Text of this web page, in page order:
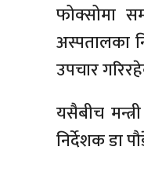
फोक्सोमा
अस्पतालका
उपचार
यसैबीच
निर्देशक डा